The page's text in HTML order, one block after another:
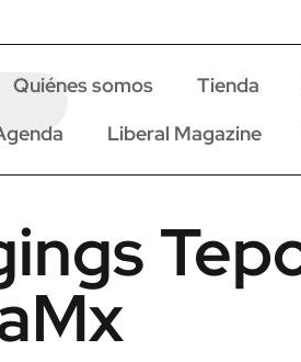
Quiénes somos Tienda
Liberal Magazine